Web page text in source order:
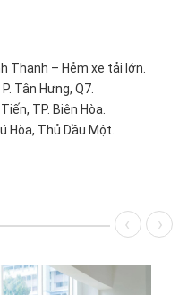
Thạnh – Hẻm xe tải lớn.
Tân Hưng, Q7.
TP. Biên Hòa.
Hòa, Thủ Dầu Một.